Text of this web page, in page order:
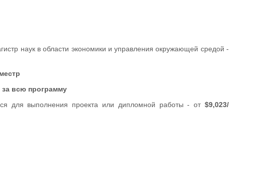
наук в области экономики и управления окружающей средой -
за всю программу
для выполнения проекта или дипломной работы - от $9,023/